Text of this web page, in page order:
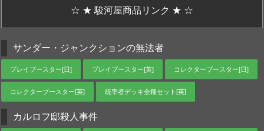
☆ ★ 駿河屋商品リンク ★ ☆
サンダー・ジャンクションの無法者
プレイブースター[日] プレイブースター[英] コレクターブースター[日]
コレクターブースター[英] 統率者デッキ全種セット[英]
カルロフ邸殺人事件